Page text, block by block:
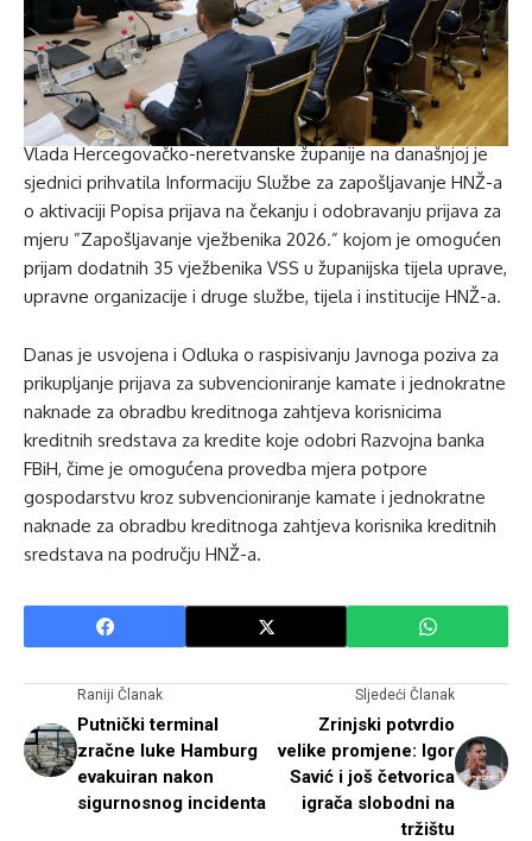
Vlada Hercegovačko-neretvanske županije na današnjoj je
sjednici prihvatila Informaciju Službe za zapošljavanje HNŽ-a
o aktivaciji Popisa prijava na čekanju i odobravanju prijava za
mjeru ”Zapošljavanje vježbenika 2026.” kojom je omogućen
prijam dodatnih 35 vježbenika VSS u županijska tijela uprave,
upravne organizacije i druge službe, tijela i institucije HNŽ-a.
Danas je usvojena i Odluka o raspisivanju Javnoga poziva za
prikupljanje prijava za subvencioniranje kamate i jednokratne
naknade za obradbu kreditnoga zahtjeva korisnicima
kreditnih sredstava za kredite koje odobri Razvojna banka
FBiH, čime je omogućena provedba mjera potpore
gospodarstvu kroz subvencioniranje kamate i jednokratne
naknade za obradbu kreditnoga zahtjeva korisnika kreditnih
sredstava na području HNŽ-a.
Raniji Članak
Putnički terminal
zračne luke Hamburg
evakuiran nakon
sigurnosnog incidenta
Sljedeći Članak
Zrinjski potvrdio
velike promjene: Igor
Savić i još četvorica
igrača slobodni na
tržištu